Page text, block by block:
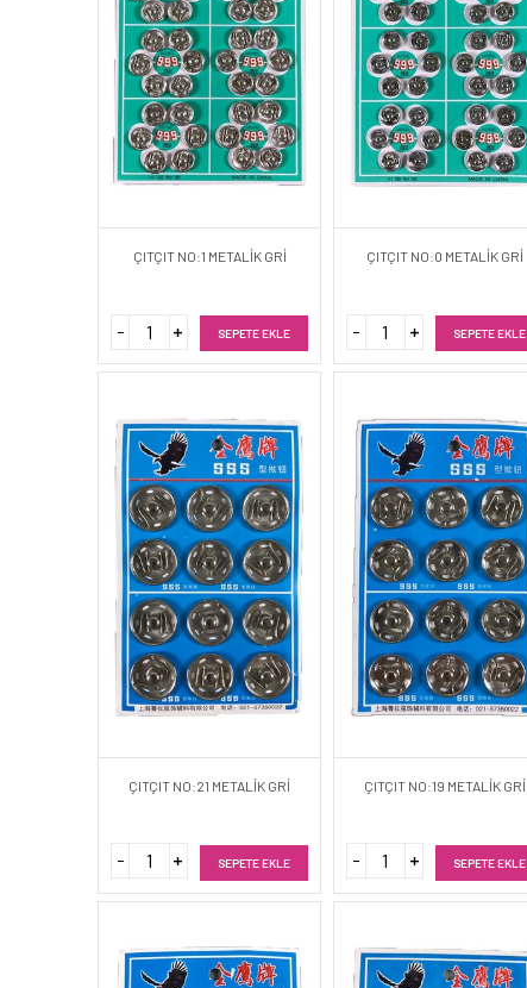
ÇITÇIT NO:1 METALİK GRİ
SEPETE EKLE
ÇITÇIT NO:0 METALİK GRİ
SEPETE EKLE
ÇITÇIT NO:21 METALİK GRİ
SEPETE EKLE
ÇITÇIT NO:19 METALİK GRİ
SEPETE EKLE